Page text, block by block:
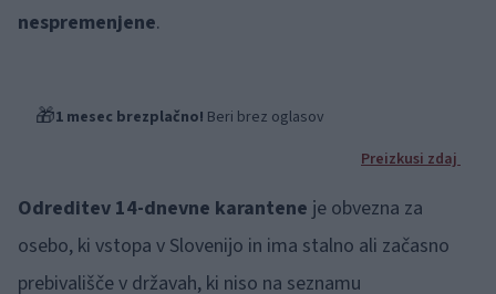
nespremenjene.
🎁1 mesec brezplačno! Beri brez oglasov
Preizkusi zdaj
Odreditev 14-dnevne karantene je obvezna za
osebo, ki vstopa v Slovenijo in ima stalno ali začasno
prebivališče v državah, ki niso na seznamu